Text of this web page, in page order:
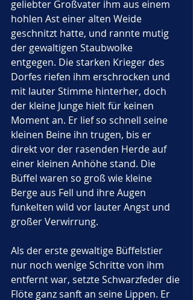
geliebter Großvater ihm aus einem
hohlen Ast einer alten Weide
geschnitzt hatte, und rannte mutig
der gewaltigen Staubwolke
entgegen. Die starken Krieger des
Dorfes riefen ihm erschrocken und
mit lauter Stimme hinterher, doch
der kleine Junge hielt für keinen
Moment an. Er lief so schnell seine
kleinen Beine ihn trugen, bis er
direkt vor der rasenden Herde auf
einer kleinen Anhöhe stand. Die
Büffel waren so groß wie kleine
Berge aus Fell und ihre Augen
funkelten wild vor lauter Angst und
großer Verwirrung.
Als der erste gewaltige Büffelstier
nur noch wenige Schritte von ihm
entfernt war, setzte Schwarzfeder die
Flöte ganz sanft an seine Lippen. Er